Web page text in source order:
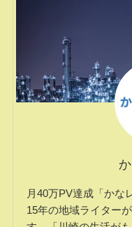
月40万PV達成「かな
15年の地域ライター